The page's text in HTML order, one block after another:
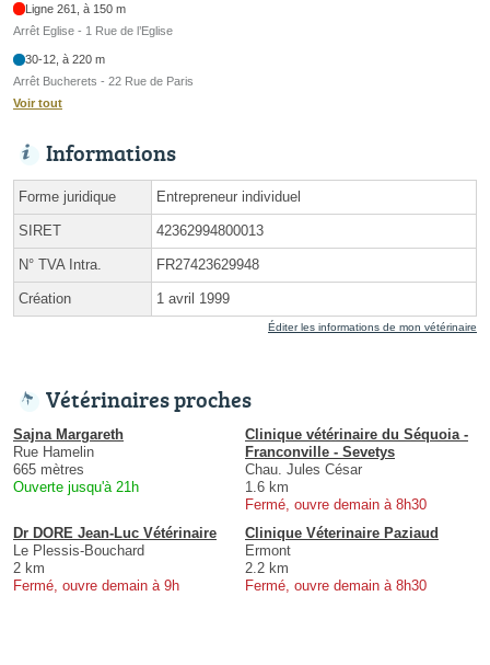
Ligne 261, à 150 m
Arrêt Eglise - 1 Rue de l’Eglise
30-12, à 220 m
Arrêt Bucherets - 22 Rue de Paris
Voir tout
Informations
Forme juridique Entrepreneur individuel
SIRET 42362994800013
N° TVA Intra. FR27423629948
Création 1 avril 1999
Éditer les informations de mon vétérinaire
Vétérinaires proches
Sajna Margareth
Rue Hamelin
665 mètres
Ouverte jusqu'à 21h
Clinique vétérinaire du Séquoia -
Franconville - Sevetys
Chau. Jules César
1.6 km
Fermé, ouvre demain à 8h30
Dr DORE Jean-Luc Vétérinaire
Le Plessis-Bouchard
2 km
Fermé, ouvre demain à 9h
Clinique Véterinaire Paziaud
Ermont
2.2 km
Fermé, ouvre demain à 8h30